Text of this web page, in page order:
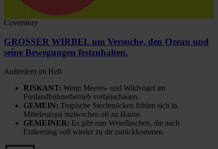
Coverstory
GROSSER WIRBEL um Versuche, den Ozean und
seine Bewegungen festzuhalten.
Außerdem im Heft
RISKANT: Wenn Meeres- und Wildvögel im
Freilandhühnerbetrieb vorbeischauen.
GEMEIN: Tropische Stechmücken fühlen sich in
Mitteleuropa inziwschen oft zu Hause.
GEMEINER: Es gibt nun Weinflaschen, die nach
Entleerung voll wieder zu dir zurückkommen.